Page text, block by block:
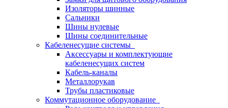
Изоляторы шинные
Сальники
Шины нулевые
Шины соединительные
Кабеленесущие системы
Аксессуары и комплектующие
кабеленесущих систем
Кабель-каналы
Металлорукав
Трубы пластиковые
Коммутационное оборудование